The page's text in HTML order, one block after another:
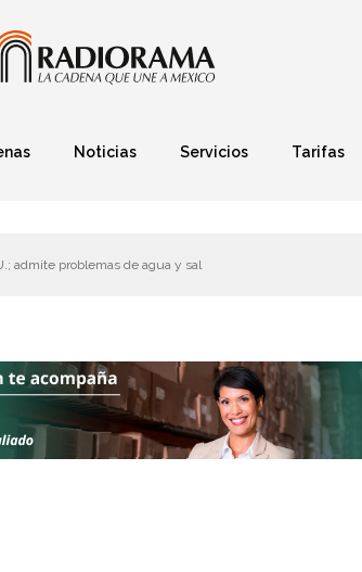
Noticias Servicios Tarifas
admite problemas de agua y sal